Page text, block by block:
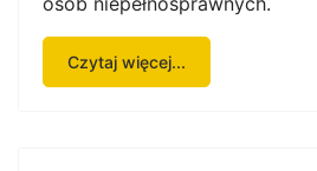
Czytaj więcej...